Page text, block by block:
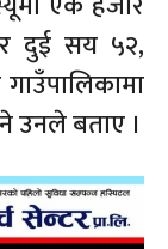
दुई सय ५२,
उनले बताए ।